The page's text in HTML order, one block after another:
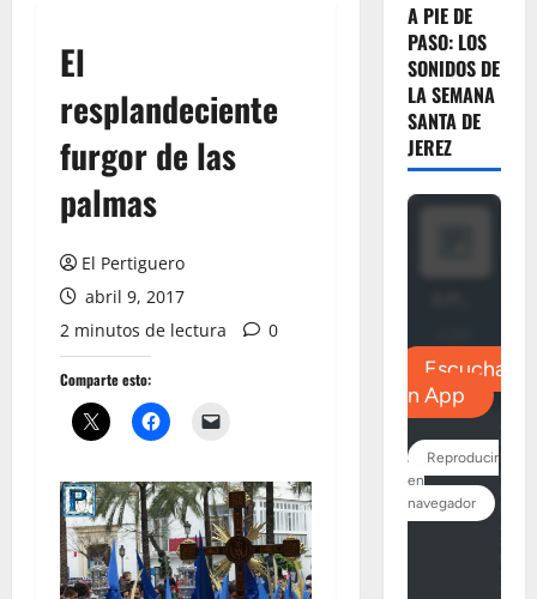
El
resplandeciente
furgor de las
palmas
El Pertiguero
abril 9, 2017
2 minutos de lectura
0
Comparte esto:
A PIE DE
PASO: LOS
SONIDOS DE
LA SEMANA
SANTA DE
JEREZ